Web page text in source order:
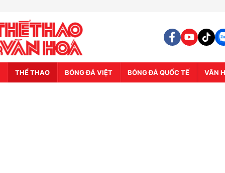
THỂ THAO BÓNG ĐÁ VIỆT BÓNG ĐÁ QUỐC TẾ VĂN